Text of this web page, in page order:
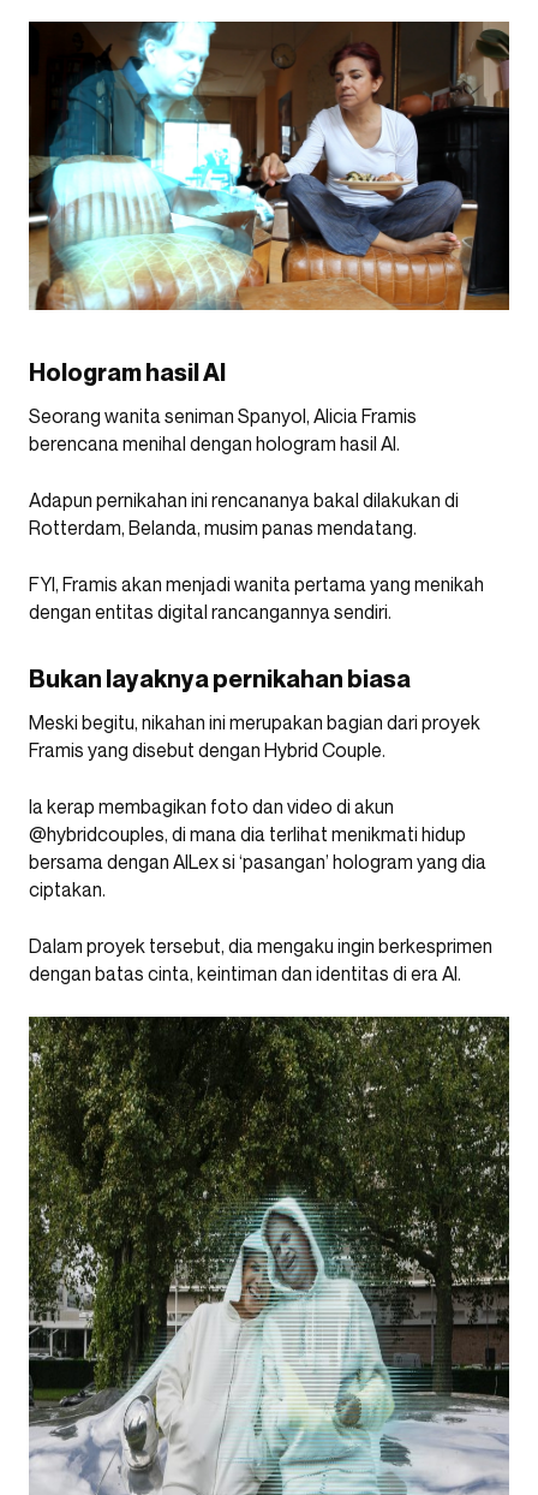
Hologram hasil AI
Seorang wanita seniman Spanyol, Alicia Framis
berencana menihal dengan hologram hasil AI.
Adapun pernikahan ini rencananya bakal dilakukan di
Rotterdam, Belanda, musim panas mendatang.
FYI, Framis akan menjadi wanita pertama yang menikah
dengan entitas digital rancangannya sendiri.
Bukan layaknya pernikahan biasa
Meski begitu, nikahan ini merupakan bagian dari proyek
Framis yang disebut dengan Hybrid Couple.
Ia kerap membagikan foto dan video di akun
@hybridcouples, di mana dia terlihat menikmati hidup
bersama dengan AILex si ‘pasangan’ hologram yang dia
ciptakan.
Dalam proyek tersebut, dia mengaku ingin berkesprimen
dengan batas cinta, keintiman dan identitas di era AI.